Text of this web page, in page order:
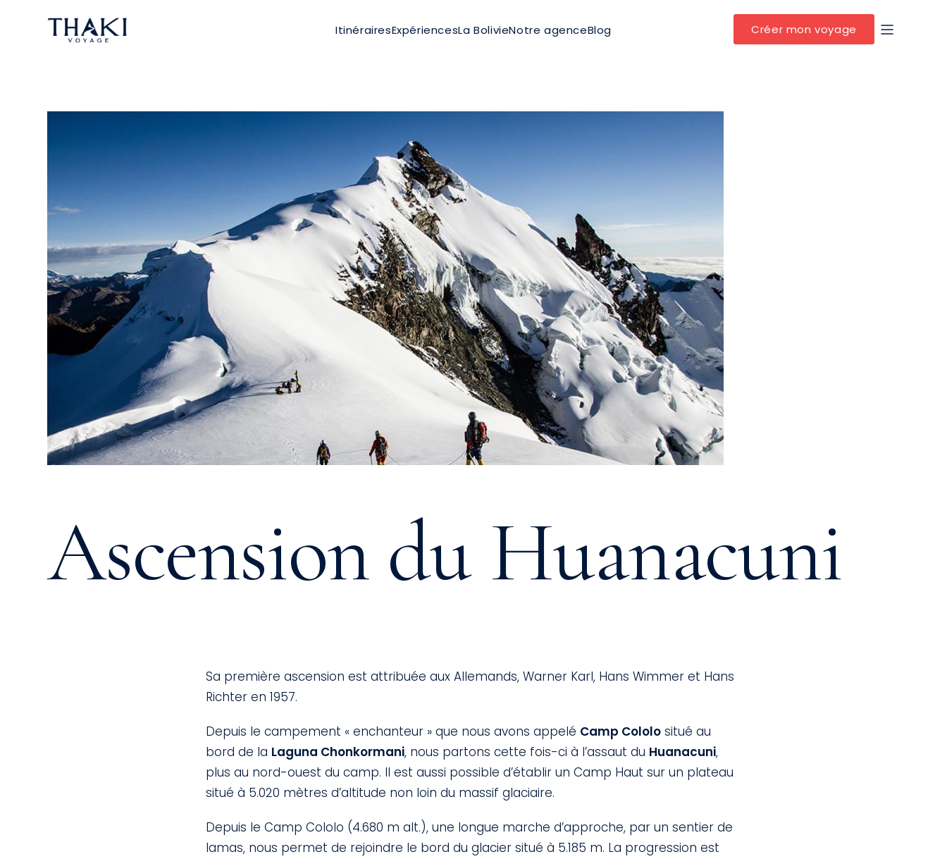
ItinérairesExpériencesLa BolivieNotre agenceBlog Créer mon voyage
Ascension du Huanacuni
Sa première ascension est attribuée aux Allemands, Warner Karl, Hans Wimmer et Hans
Richter en 1957.
Depuis le campement « enchanteur » que nous avons appelé Camp Cololo situé au
bord de la Laguna Chonkormani, nous partons cette fois-ci à l’assaut du Huanacuni,
plus au nord-ouest du camp. Il est aussi possible d’établir un Camp Haut sur un plateau
situé à 5.020 mètres d’altitude non loin du massif glaciaire.
Depuis le Camp Cololo (4.680 m alt.), une longue marche d’approche, par un sentier de
lamas, nous permet de rejoindre le bord du glacier situé à 5.185 m. La progression est